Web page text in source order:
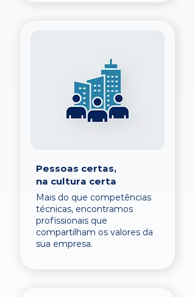
Pessoas certas,
na cultura certa
Mais do que competências
técnicas, encontramos
profissionais que
compartilham os valores da
sua empresa.